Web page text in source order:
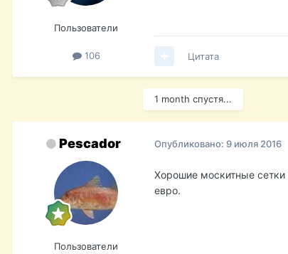
Пользователи
106 Цитата
1 month спустя...
Pescador
Пользователи
Опубликовано: 9 июля 2016
Хорошие москитные
евро.